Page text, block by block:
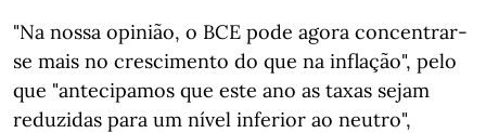
"Na nossa opinião, o BCE pode agora concentrar-
se mais no crescimento do que na inflação", pelo
que "antecipamos que este ano as taxas sejam
reduzidas para um nível inferior ao neutro",